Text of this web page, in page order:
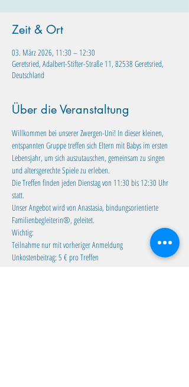
Zeit & Ort
03. März 2026, 11:30 – 12:30
Geretsried, Adalbert-Stifter-Straße 11, 82538 Geretsried,
Deutschland
Über die Veranstaltung
Willkommen bei unserer Zwergen-Uni! In dieser kleinen,
entspannten Gruppe treffen sich Eltern mit Babys im ersten
Lebensjahr, um sich auszutauschen, gemeinsam zu singen
und altersgerechte Spiele zu erleben.
Die Treffen finden jeden Dienstag von 11:30 bis 12:30 Uhr
statt.
Unser Angebot wird von Anastasia, bindungsorientierte
Familienbegleiterin®, geleitet.
Wichtig:
Teilnahme nur mit vorheriger Anmeldung
Unkostenbeitrag: 5 € pro Treffen